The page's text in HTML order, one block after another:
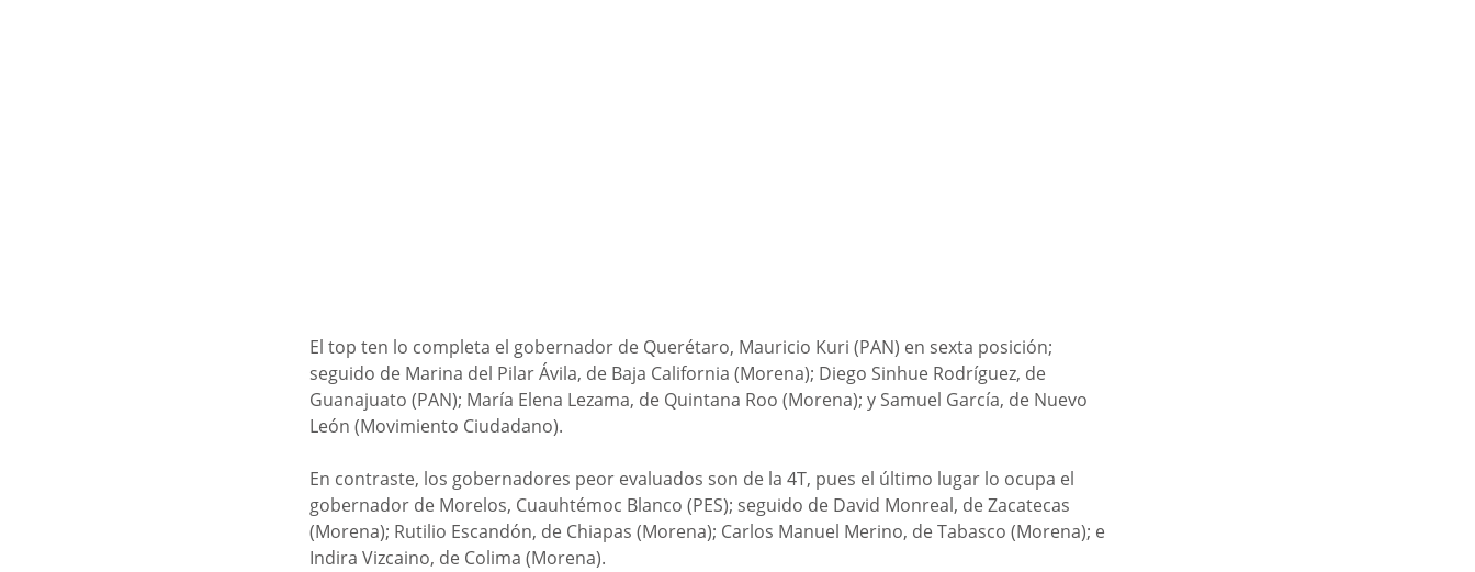
El top ten lo completa el gobernador de Querétaro, Mauricio Kuri (PAN) en sexta posición;
seguido de Marina del Pilar Ávila, de Baja California (Morena); Diego Sinhue Rodríguez, de
Guanajuato (PAN); María Elena Lezama, de Quintana Roo (Morena); y Samuel García, de Nuevo
León (Movimiento Ciudadano).
En contraste, los gobernadores peor evaluados son de la 4T, pues el último lugar lo ocupa el
gobernador de Morelos, Cuauhtémoc Blanco (PES); seguido de David Monreal, de Zacatecas
(Morena); Rutilio Escandón, de Chiapas (Morena); Carlos Manuel Merino, de Tabasco (Morena); e
Indira Vizcaino, de Colima (Morena).